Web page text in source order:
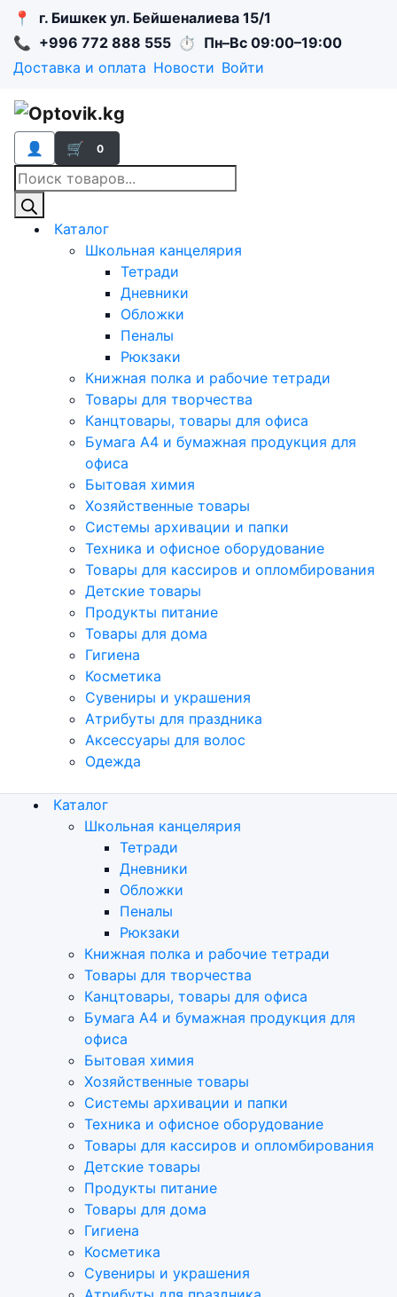
📍
г. Бишкек ул. Бейшеналиева 15/1
📞 +996 772 888 555 ⏱ Пн–Вс 09:00–19:00
Доставка и оплата Новости Войти
👤 🛒 0
Поиск
товаров
Каталог
Школьная канцелярия
Тетради
Дневники
Обложки
Пеналы
Рюкзаки
Книжная полка и рабочие тетради
Товары для творчества
Канцтовары, товары для офиса
Бумага А4 и бумажная продукция для
офиса
Бытовая химия
Хозяйственные товары
Системы архивации и папки
Техника и офисное оборудование
Товары для кассиров и опломбирования
Детские товары
Продукты питание
Товары для дома
Гигиена
Косметика
Сувениры и украшения
Атрибуты для праздника
Аксеcсуары для волос
Одежда
Каталог
Школьная канцелярия
Тетради
Дневники
Обложки
Пеналы
Рюкзаки
Книжная полка и рабочие тетради
Товары для творчества
Канцтовары, товары для офиса
Бумага А4 и бумажная продукция для
офиса
Бытовая химия
Хозяйственные товары
Системы архивации и папки
Техника и офисное оборудование
Товары для кассиров и опломбирования
Детские товары
Продукты питание
Товары для дома
Гигиена
Косметика
Сувениры и украшения